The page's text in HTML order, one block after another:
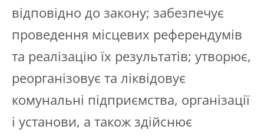
відповідно до закону; забезпечує
проведення місцевих референдумів
та реалізацію їх результатів; утворює,
реорганізовує та ліквідовує
комунальні підприємства, організації
і установи, а також здійснює